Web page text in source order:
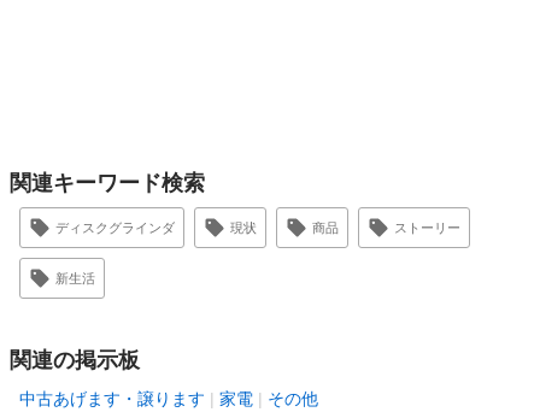
関連キーワード検索
ディスクグラインダ 現状 商品 ストーリー
新生活
関連の掲示板
中古あげます・譲ります 家電 その他